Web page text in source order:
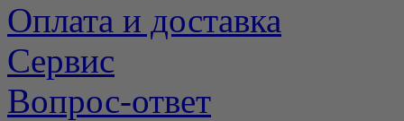
Оплата и доставка
Сервис
Вопрос-ответ